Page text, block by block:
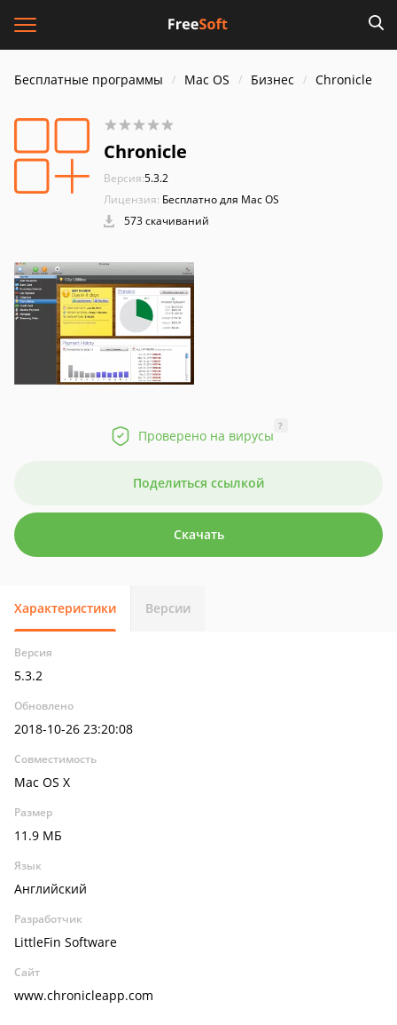
Бесплатные программы Mac OS Бизнес Chronicle
Chronicle
Версия:5.3.2
Лицензия: Бесплатно для Mac OS
573 скачиваний
Проверено на вирусы
?
Поделиться ссылкой
Скачать
Характеристики Версии
Версия
5.3.2
Обновлено
2018-10-26 23:20:08
Совместимость
Mac OS X
Размер
11.9 МБ
Язык
Английский
Разработчик
LittleFin Software
Сайт
www.chronicleapp.com